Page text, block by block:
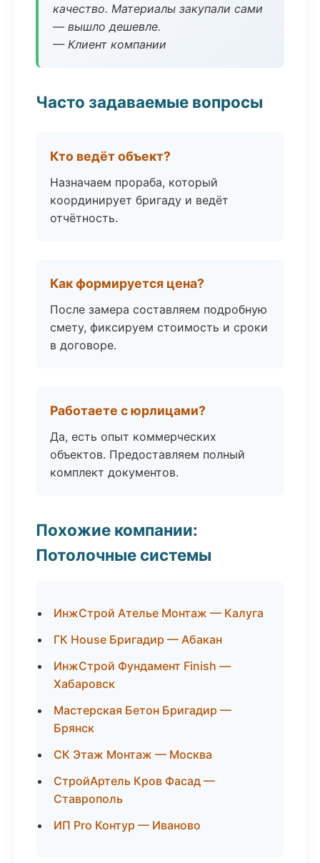
качество. Материалы закупали сами
— вышло дешевле.
— Клиент компании
Часто задаваемые вопросы
Кто ведёт объект?
Назначаем прораба, который
координирует бригаду и ведёт
отчётность.
Как формируется цена?
После замера составляем подробную
смету, фиксируем стоимость и сроки
в договоре.
Работаете с юрлицами?
Да, есть опыт коммерческих
объектов. Предоставляем полный
комплект документов.
Похожие компании:
Потолочные системы
ИнжСтрой Ателье Монтаж — Калуга
ГК House Бригадир — Абакан
ИнжСтрой Фундамент Finish —
Хабаровск
Мастерская Бетон Бригадир —
Брянск
СК Этаж Монтаж — Москва
СтройАртель Кров Фасад —
Ставрополь
ИП Pro Контур — Иваново